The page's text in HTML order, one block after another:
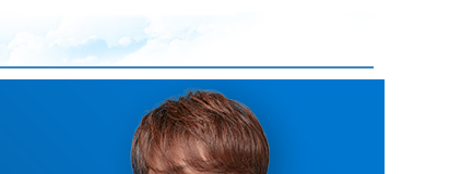
산업핵심분석
전공핵심분석
합격자소서 핵심분석